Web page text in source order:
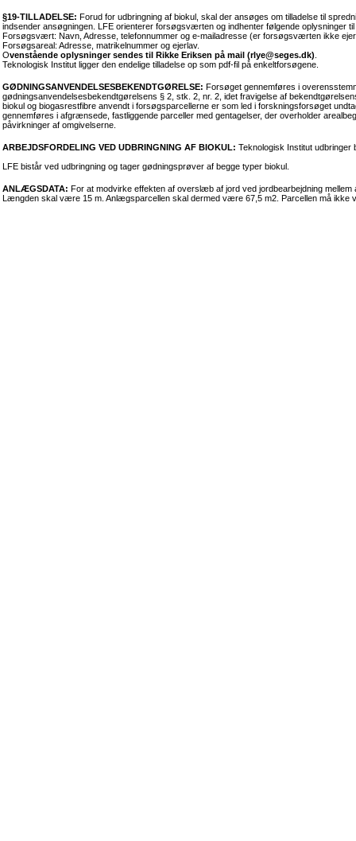
§19-TILLADELSE: Forud for udbringning af biokul, skal der ansøges om tilladelse til
indsender ansøgningen. LFE orienterer forsøgsværten og indhenter følgende oplysninger
Forsøgsvært: Navn, Adresse, telefonnummer og e-mailadresse (er forsøgsværten ikke
Forsøgsareal: Adresse, matrikelnummer og ejerlav.
Ovenstående oplysninger sendes til Rikke Eriksen på mail (rlye@seges.dk)
Teknologisk Institut ligger den endelige tilladelse op som pdf-fil på enkeltforsøgene.
GØDNINGSANVENDELSESBEKENDTGØRELSE: Forsøget gennemføres i
gødningsanvendelsesbekendtgørelsens § 2, stk. 2, nr. 2, idet fravigelse af
biokul og biogasrestfibre anvendt i forsøgsparcellerne er som led i forskningsforsøget
gennemføres i afgrænsede, fastliggende parceller med gentagelser, der overholder
påvirkninger af omgivelserne.
ARBEJDSFORDELING VED UDBRINGNING AF BIOKUL: Teknologisk Institut
LFE bistår ved udbringning og tager gødningsprøver af begge typer biokul.
ANLÆGSDATA: For at modvirke effekten af overslæb af jord ved jordbearbejdning
Længden skal være 15 m. Anlægsparcellen skal dermed være 67,5 m2. Parcellen må ikke